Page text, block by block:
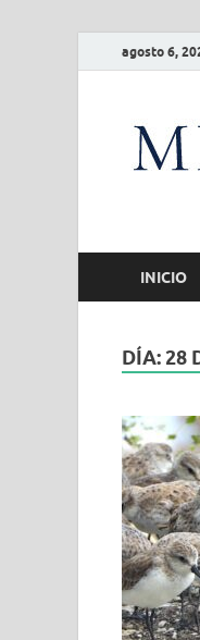
agosto 6,
INICIO
DÍA:28